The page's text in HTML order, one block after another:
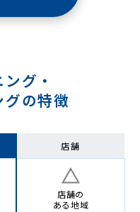
グ・
の特徴
店舗
店舗の
ある地域